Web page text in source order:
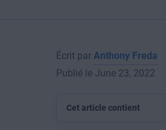
Écrit par Anthony Freda
Publié le June 23, 2022
Cet article contient